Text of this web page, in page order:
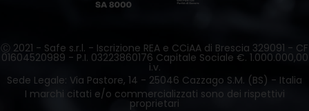
Ⓒ 2021 - Safe s.r.l. - Iscrizione REA e CCiAA di Brescia 329091 - CF
01604520989 - P.I. 03223860176 Capitale Sociale €. 1.000.000,00
i.v.
Sede Legale: Via Pastore, 14 - 25046 Cazzago S.M. (BS) - Italia
I marchi citati e/o commercializzati sono dei rispettivi
proprietari